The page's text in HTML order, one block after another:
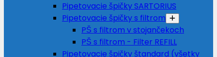
Pipetovacie špičky SARTORIUS
Pipetovacie špičky s filtrom
PŠ s filtrom v stojančekoch
PŠ s filtrom - Filter REFILL
Pipetovacie špičky štandard (všetky